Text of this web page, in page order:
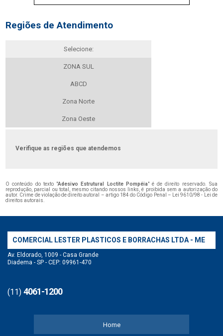
Regiões de Atendimento
Selecione:
ZONA SUL
ABCD
Zona Norte
Zona Oeste
Verifique as regiões que atendemos
O conteúdo do texto "Adesivo Estrutural Loctite Pompéia" é de direito reservado. Sua
reprodução, parcial ou total, mesmo citando nossos links, é proibida sem a autorização do
autor. Crime de violação de direito autoral – artigo 184 do Código Penal –
Lei 9610/98 - Lei de
direitos autorais
COMERCIAL LESTER PLASTICOS E BORRACHAS LTDA - ME
Av. Eldorado, 1009 - Casa Grande
Diadema - SP - CEP: 09961-470
(11) 4061-1200
Home